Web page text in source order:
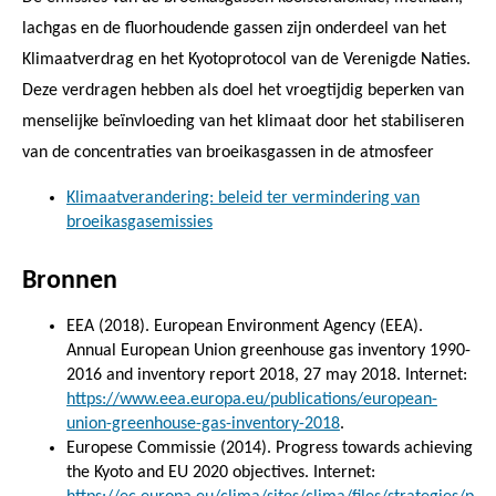
lachgas en de fluorhoudende gassen zijn onderdeel van het
Klimaatverdrag en het Kyotoprotocol van de Verenigde Naties.
Deze verdragen hebben als doel het vroegtijdig beperken van
menselijke beïnvloeding van het klimaat door het stabiliseren
van de concentraties van broeikasgassen in de atmosfeer
Klimaatverandering: beleid ter vermindering van
broeikasgasemissies
Bronnen
EEA (2018). European Environment Agency (EEA).
Annual European Union greenhouse gas inventory 1990-
2016 and inventory report 2018, 27 may 2018. Internet:
https://www.eea.europa.eu/publications/european-
union-greenhouse-gas-inventory-2018.
Europese Commissie (2014). Progress towards achieving
the Kyoto and EU 2020 objectives. Internet: